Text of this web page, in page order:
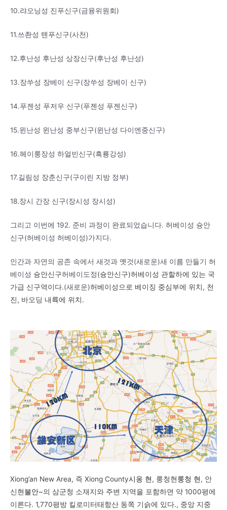
10.랴오닝성 진푸신구(금융위원회)
11.쓰촨성 톈푸신구(사천)
12.후난성 후난성 상장신구(후난성 후난성)
13.장쑤성 장베이 신구(장쑤성 장베이 신구)
14.푸젠성 푸저우 신구(푸젠성 푸젠신구)
15.윈난성 윈난성 중부신구(윈난성 다이엔중신구)
16.헤이룽장성 하얼빈신구(흑룡강성)
17.길림성 장춘신구(구이린 지방 정부)
18.장시 간장 신구(장시성 장시성)
그리고 이번에 192. 준비 과정이 완료되었습니다. 허베이성 슝안
신구(허베이성 허베이성)가지다.
인간과 자연의 공존 속에서 새것과 옛것(새로운)새 이름 만들기 허
베이성 슝안신구허베이 도정(슝안신구)허베이성 관할하에 있는 국
가급 신구역이다.(새로운)허베이성으로 베이징 중심부에 위치, 천
진, 바오딩 내륙에 위치.
Xiong’an New Area, 즉 Xiong County시옹 현, 룽청현룽청 현, 안
신현불안~의 삼군청 소재지와 주변 지역을 포함하면 약 1000평에
이른다. 1,770평방 킬로미터태항산 동쪽 기슭에 있다., 중앙 지중